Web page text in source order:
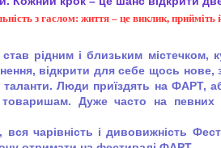
з гаслом: життя – це виклик, прийміть
рідним і близьким містечком,
відкрити для себе щось нове,
Люди приїздять на ФАРТ,
товаришам. Дуже часто на певних
чарівність і дивовижність